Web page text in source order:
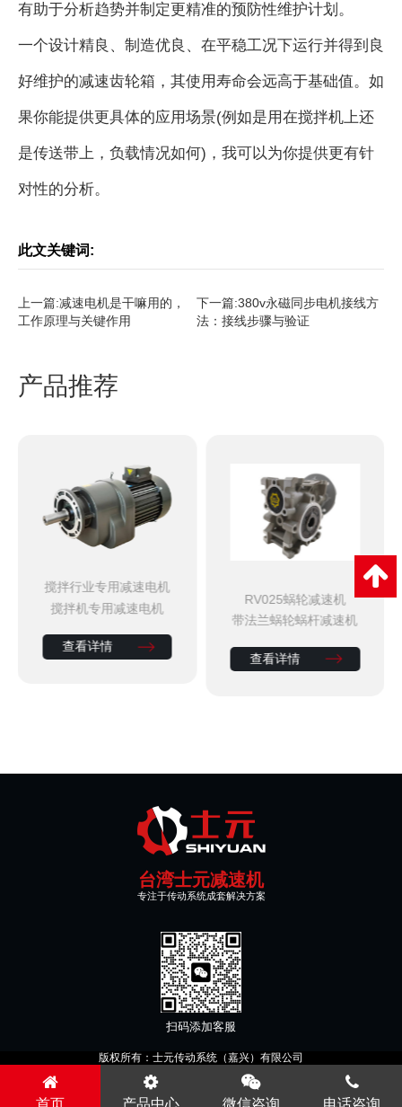
有助于分析趋势并制定更精准的预防性维护计划。
一个设计精良、制造优良、在平稳工况下运行并得到良
好维护的减速齿轮箱，其使用寿命会远高于基础值。如
果你能提供更具体的应用场景(例如是用在搅拌机上还
是传送带上，负载情况如何)，我可以为你提供更有针
对性的分析。
此文关键词:
上一篇:减速电机是干嘛用的，
工作原理与关键作用
下一篇:380v永磁同步电机接线方
法：接线步骤与验证
产品推荐
搅拌行业专用减速电机
搅拌机专用减速电机
查看详情
RV025蜗轮减速机
带法兰蜗轮蜗杆减速机
查看详情
台湾士元减速机
专注于传动系统成套解决方案
扫码添加客服
版权所有：士元传动系统（嘉兴）有限公司
首页 产品中心 微信咨询 电话咨询